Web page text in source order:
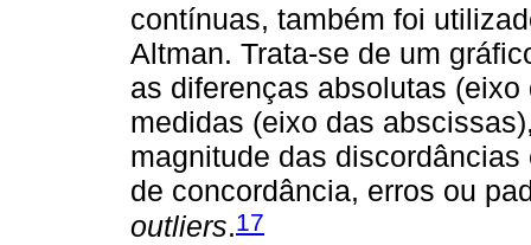
contínuas, também foi
Altman. Trata-se de um
as diferenças absolutas
medidas (eixo das
magnitude das
de concordância, erros ou
outliers.17